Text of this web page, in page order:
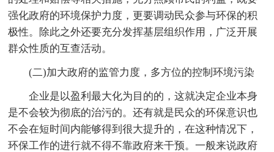
强化政府的环境保护力度，更要调动民众参与环保的积
极性。除此之外还要充分发挥基层组织作用，广泛开展
群众性质的互查活动。
(二)加大政府的监管力度，多方位的控制环境污染
企业是以盈利最大化为目的的，这就决定企业本身
是不会较为彻底的治污的。还有就是民众的环保意识也
不会在短时间内能够得到很大提升的，在这种情况下，
环保工作的进行就不得不靠政府来干预。一般来说政府